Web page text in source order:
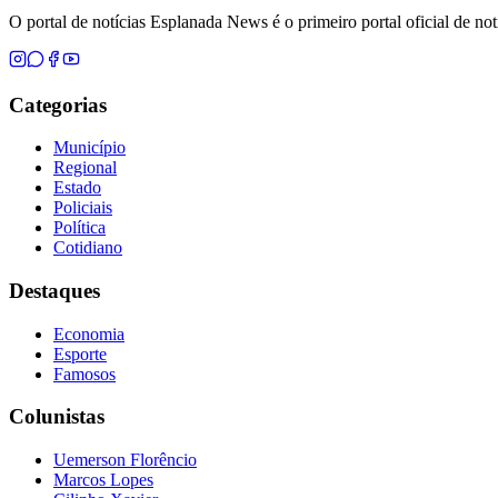
O portal de notícias Esplanada News é o primeiro portal oficial de
Categorias
Município
Regional
Estado
Policiais
Política
Cotidiano
Destaques
Economia
Esporte
Famosos
Colunistas
Uemerson Florêncio
Marcos Lopes